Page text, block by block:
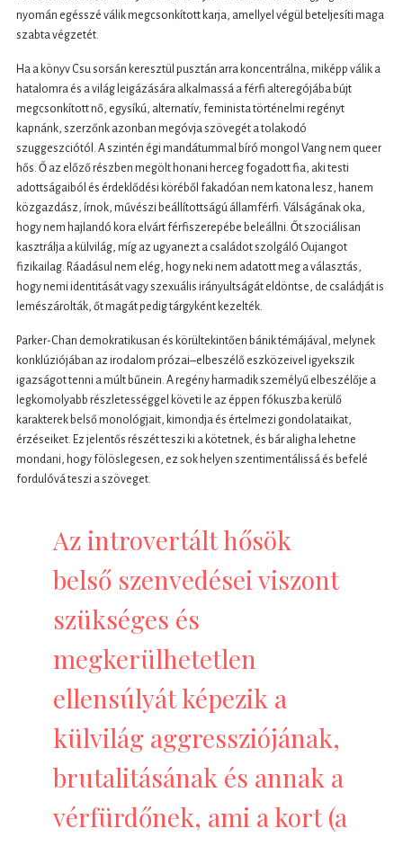
nyomán egésszé válik megcsonkított karja, amellyel végül beteljesíti maga
szabta végzetét.
Ha a könyv Csu sorsán keresztül pusztán arra koncentrálna, miképp válik a
hatalomra és a világ leigázására alkalmassá a férfi alteregójába bújt
megcsonkított nő, egysíkú, alternatív, feminista történelmi regényt
kapnánk, szerzőnk azonban megóvja szövegét a tolakodó
szuggeszciótól. A szintén égi mandátummal bíró mongol Vang nem queer
hős. Ő az előző részben megölt honani herceg fogadott fia, aki testi
adottságaiból és érdeklődési köréből fakadóan nem katona lesz, hanem
közgazdász, írnok, művészi beállítottságú államférfi. Válságának oka,
hogy nem hajlandó kora elvárt férfiszerepébe beleállni. Őt szociálisan
kasztrálja a külvilág, míg az ugyanezt a családot szolgáló Oujangot
fizikailag. Ráadásul nem elég, hogy neki nem adatott meg a választás,
hogy nemi identitását vagy szexuális irányultságát eldöntse, de családját is
lemészárolták, őt magát pedig tárgyként kezelték.
Parker-Chan demokratikusan és körültekintően bánik témájával, melynek
konklúziójában az irodalom prózai–elbeszélő eszközeivel igyekszik
igazságot tenni a múlt bűnein. A regény harmadik személyű elbeszélője a
legkomolyabb részletességgel követi le az éppen fókuszba kerülő
karakterek belső monológjait, kimondja és értelmezi gondolataikat,
érzéseiket. Ez jelentős részét teszi ki a kötetnek, és bár aligha lehetne
mondani, hogy fölöslegesen, ez sok helyen szentimentálissá és befelé
fordulóvá teszi a szöveget.
Az introvertált hősök
belső szenvedései viszont
szükséges és
megkerülhetetlen
ellensúlyát képezik a
külvilág aggressziójának,
brutalitásának és annak a
vérfürdőnek, ami a kort (a